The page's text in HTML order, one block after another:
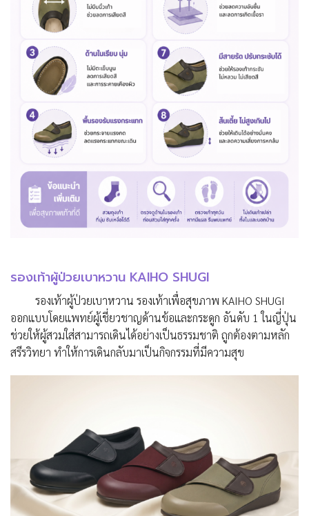
รองเท้าผู้ป่วยเบาหวาน KAIHO SHUGI
รองเท้าผู้ป่วยเบาหวาน รองเท้าเพื่อสุขภาพ KAIHO SHUGI
ออกแบบโดยแพทย์ผู้เชี่ยวชาญด้านข้อและกระดูก อันดับ 1 ในญี่ปุ่น
ช่วยให้ผู้สวมใส่สามารถเดินได้อย่างเป็นธรรมชาติ ถูกต้องตามหลัก
สรีรวิทยา ทำให้การเดินกลับมาเป็นกิจกรรมที่มีความสุข